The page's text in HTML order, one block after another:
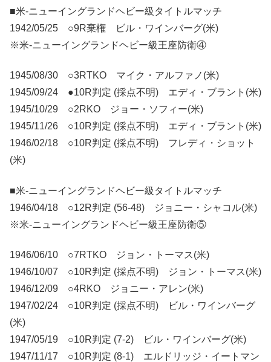
■米-ニューイングランドヘビー級タイトルマッチ
1942/05/25 ○9R棄権 ビル・ワインバーグ(米)
※米-ニューイングランドヘビー級王座防衛④
1945/08/30 ○3RTKO マイク・アルファノ(米)
1945/09/24 ●10R判定 (採点不明) エディ・ブラント(米)
1945/10/29 ○2RKO ジョー・ソフィー(米)
1945/11/26 ○10R判定 (採点不明) エディ・ブラント(米)
1946/02/18 ○10R判定 (採点不明) フレディ・ショット
(米)
■米-ニューイングランドヘビー級タイトルマッチ
1946/04/18 ○12R判定 (56-48) ジョニー・シャコル(米)
※米-ニューイングランドヘビー級王座防衛⑤
1946/06/10 ○7RTKO ジョン・トーマス(米)
1946/10/07 ○10R判定 (採点不明) ジョン・トーマス(米)
1946/12/09 ○4RKO ジョニー・アレン(米)
1947/02/24 ○10R判定 (採点不明) ビル・ワインバーグ
(米)
1947/05/19 ○10R判定 (7-2) ビル・ワインバーグ(米)
1947/11/17 ○10R判定 (8-1) エルドリッジ・イートマン